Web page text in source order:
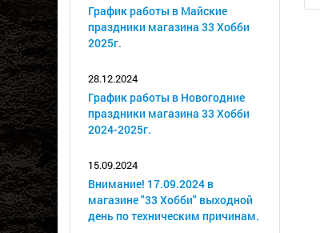
График работы в Майские
праздники магазина 33 Хобби
2025г.
28.12.2024
График работы в Новогодние
праздники магазина 33 Хобби
2024-2025г.
15.09.2024
Внимание! 17.09.2024 в
магазине "33 Хобби" выходной
день по техническим причинам.